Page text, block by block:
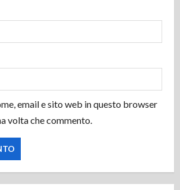
email e sito web in questo browser
volta che commento.